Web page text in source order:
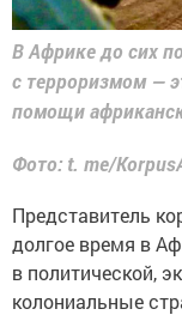
В Африке до сих
с терроризмом —
помощи
Фото: t. me/
Представитель
долгое время в
в политической,
колониальные